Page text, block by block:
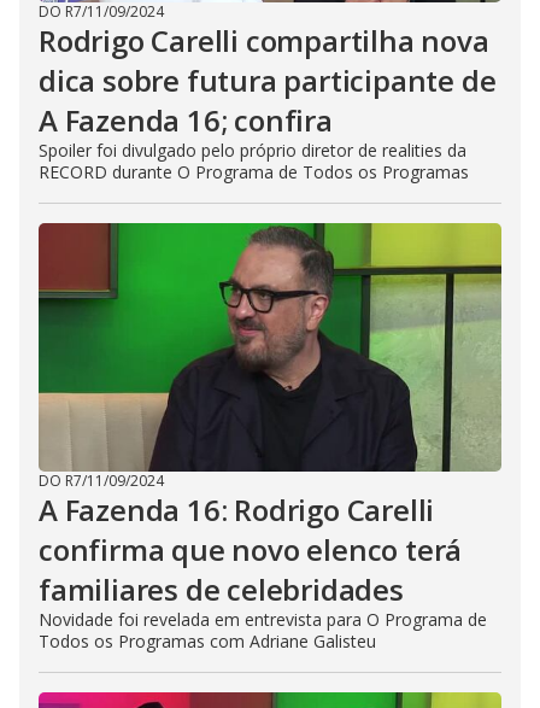
DO R7/11/09/2024
Rodrigo Carelli compartilha nova
dica sobre futura participante de
A Fazenda 16; confira
Spoiler foi divulgado pelo próprio diretor de realities da
RECORD durante O Programa de Todos os Programas
DO R7/11/09/2024
A Fazenda 16: Rodrigo Carelli
confirma que novo elenco terá
familiares de celebridades
Novidade foi revelada em entrevista para O Programa de
Todos os Programas com Adriane Galisteu